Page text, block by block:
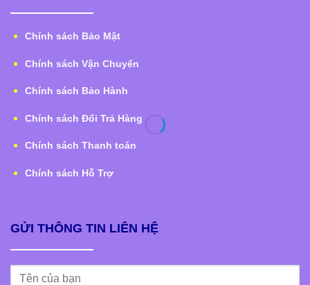
Chính sách Bảo Mật
Chính sách Vận Chuyển
Chính sách Bảo Hành
Chính sách Đổi Trả Hàng
Chính sách Thanh toán
Chính sách Hỗ Trợ
GỬI THÔNG TIN LIÊN HỆ